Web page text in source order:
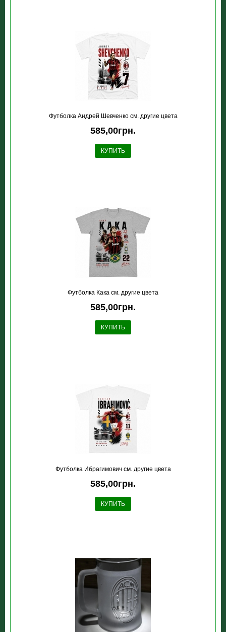
Футболка Андрей Шевченко см. другие цвета
585,00грн.
КУПИТЬ
Футболка Кака см. другие цвета
585,00грн.
КУПИТЬ
Футболка Ибрагимович см. другие цвета
585,00грн.
КУПИТЬ